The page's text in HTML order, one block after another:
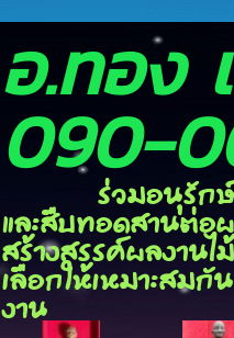
อ.ทอ
090-
ร่วมอนุรักษ์ศิล
และสืบทอดสานต่อ
สร้างสรรค์ผลงาน
เลือกให้เหมาะสม
งาน